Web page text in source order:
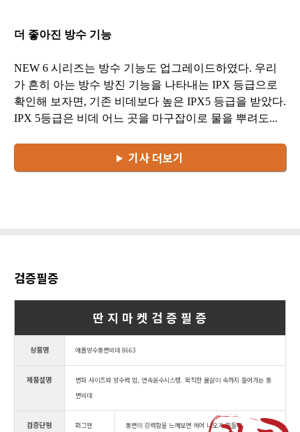
더 좋아진 방수 기능
NEW 6 시리즈는 방수 기능도 업그레이드하였다. 우리
가 흔히 아는 방수 방진 기능을 나타내는 IPX 등급으로
확인해 보자면, 기존 비데보다 높은 IPX5 등급을 받았다.
IPX 5등급은 비데 어느 곳을 마구잡이로 물을 뿌려도...
기사 더보기
검증필증
딴 지 마 켓 검 증 필 증
상품명 애플방수통변비데 8663
제품설명
변좌 사이즈와 방수력 업, 연속온수시스템. 묵직한 물살이 속까지 들어가는 통
변비데
검증단평 퍼그맨 통변의 강력함을 느껴보면 헤어 나오기 힘들다.